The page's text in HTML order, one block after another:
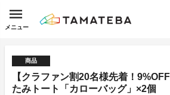
メニュー
商品
【クラファン割20名様先着！
たみトート「カローバッグ」×2個